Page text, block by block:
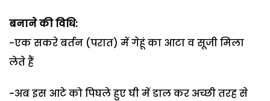
बनाने की विधि:
-एक सकरे बर्तन (परात) में गेहूं का आटा व सूजी मिला
लेते हैं
-अब इस आटे को पिघले हुए घी में डाल कर अच्छी तरह से